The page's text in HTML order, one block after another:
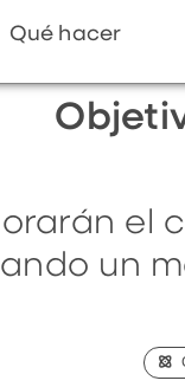
Qué hacer
el
un